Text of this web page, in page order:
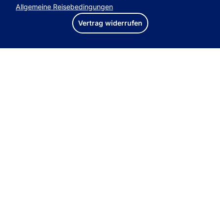
Allgemeine Reisebedingungen
Vertrag widerrufen